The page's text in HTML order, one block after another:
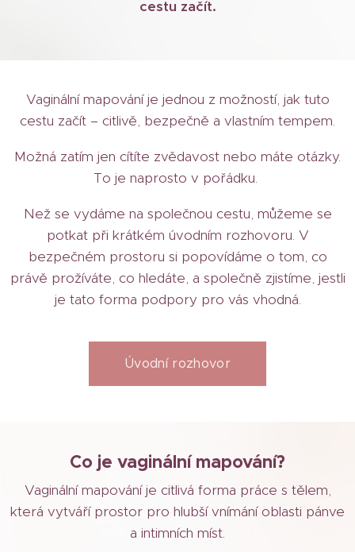
cestu začít.
Vaginální mapování je jednou z možností, jak tuto
cestu začít – citlivě, bezpečně a vlastním tempem.
Možná zatím jen cítíte zvědavost nebo máte otázky.
To je naprosto v pořádku.
Než se vydáme na společnou cestu, můžeme se
potkat při krátkém úvodním rozhovoru. V
bezpečném prostoru si popovídáme o tom, co
právě prožíváte, co hledáte, a společně zjistíme, jestli
je tato forma podpory pro vás vhodná.
Úvodní rozhovor
Co je vaginální mapování?
Vaginální mapování je citlivá forma práce s tělem,
která vytváří prostor pro hlubší vnímání oblasti pánve
a intimních míst.